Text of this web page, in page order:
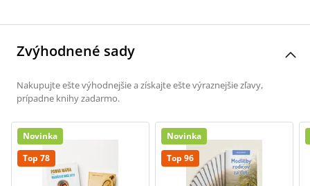
Zvýhodnené sady
Nakupujte ešte výhodnejšie a získajte ešte výraznejšie zľavy,
prípadne knihy zadarmo.
Novinka
Top 78
Novinka
Top 96